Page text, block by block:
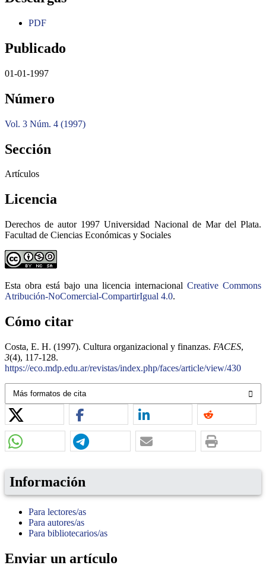
PDF
Publicado
01-01-1997
Número
Vol. 3 Núm. 4 (1997)
Sección
Artículos
Licencia
Derechos de autor 1997 Universidad Nacional de Mar del Plata.
Facultad de Ciencias Económicas y Sociales
Esta obra está bajo una licencia internacional Creative Commons
Atribución-NoComercial-CompartirIgual 4.0.
Cómo citar
Costa, E. H. (1997). Cultura organizacional y finanzas. FACES,
3(4), 117-128.
https://eco.mdp.edu.ar/revistas/index.php/faces/article/view/430
Más formatos de cita
Información
Para lectores/as
Para autores/as
Para bibliotecarios/as
Enviar un artículo